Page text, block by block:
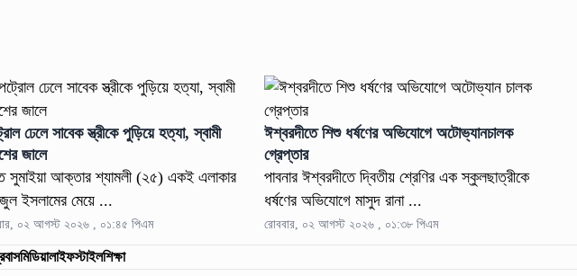
ঢেলে সাবেক স্ত্রীকে পুড়িয়ে হত্যা, স্বামী
জালে
সুমাইয়া আক্তার শ্যামলী (২৫) একই এলাকার
ইসলামের মেয়ে ...
০২ আগস্ট ২০২৬ , ০১:৪৫ পিএম
ঈশ্বরদীতে শিশু ধর্ষণের অভিযোগে অটোভ্যানচালক
গ্রেপ্তার
পাবনার ঈশ্বরদীতে দ্বিতীয় শ্রেণির এক স্কুলছাত্রীকে
ধর্ষণের অভিযোগে মাসুদ রানা ...
রোববার, ০২ আগস্ট ২০২৬ , ০১:৩৮ পিএম
মিডিয়ালাইফস্টাইলশিক্ষা